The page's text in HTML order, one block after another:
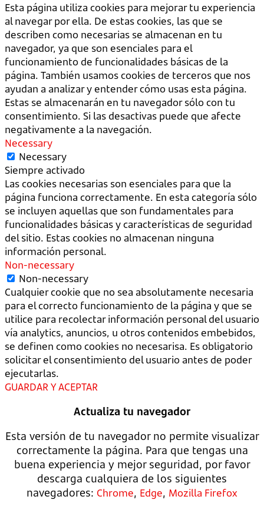
Esta página utiliza cookies para mejorar tu experiencia
al navegar por ella. De estas cookies, las que se
describen como necesarias se almacenan en tu
navegador, ya que son esenciales para el
funcionamiento de funcionalidades básicas de la
página. También usamos cookies de terceros que nos
ayudan a analizar y entender cómo usas esta página.
Estas se almacenarán en tu navegador sólo con tu
consentimiento. Si las desactivas puede que afecte
negativamente a la navegación.
Necessary
Necessary
Siempre activado
Las cookies necesarias son esenciales para que la
página funciona correctamente. En esta categoría sólo
se incluyen aquellas que son fundamentales para
funcionalidades básicas y características de seguridad
del sitio. Estas cookies no almacenan ninguna
información personal.
Non-necessary
Non-necessary
Cualquier cookie que no sea absolutamente necesaria
para el correcto funcionamiento de la página y que se
utilice para recolectar información personal del usuario
vía analytics, anuncios, u otros contenidos embebidos,
se definen como cookies no necesarisa. Es obligatorio
solicitar el consentimiento del usuario antes de poder
ejecutarlas.
GUARDAR Y ACEPTAR
Actualiza tu navegador
Esta versión de tu navegador no permite visualizar
correctamente la página. Para que tengas una
buena experiencia y mejor seguridad, por favor
descarga cualquiera de los siguientes
navegadores: Chrome, Edge, Mozilla Firefox